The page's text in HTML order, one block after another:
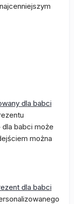
dla babci
babci może
można
dla babci